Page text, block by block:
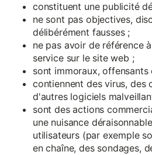
constituent une publicité
ne sont pas objectives,
délibérément fausses ;
ne pas avoir de référence
service sur le site web ;
sont immoraux,
contiennent des virus, des
d'autres logiciels
sont des actions
une nuisance
utilisateurs (par exemple
en chaîne, des sondages,